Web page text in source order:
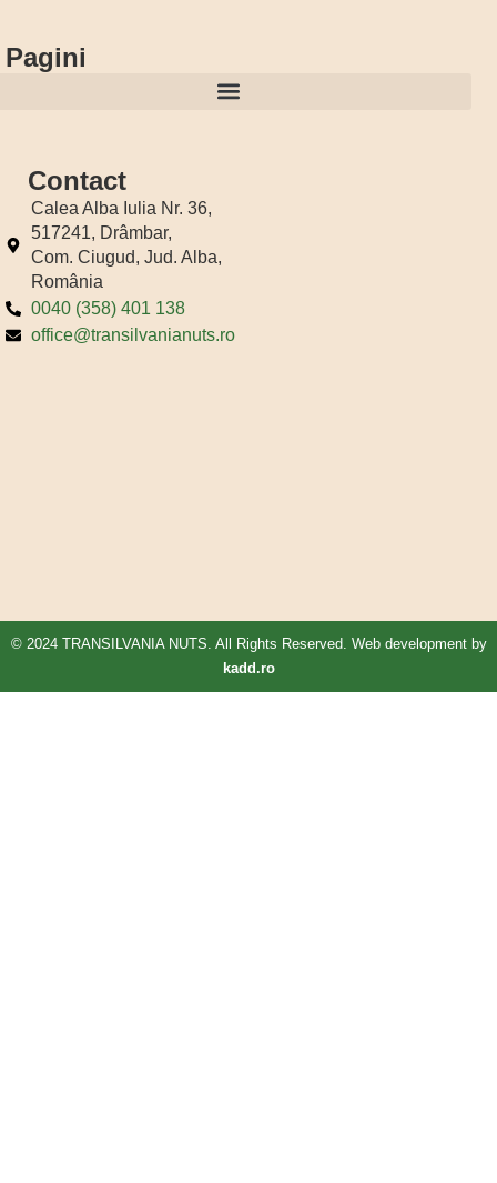
Pagini
Contact
Calea Alba Iulia Nr. 36,
517241, Drâmbar,
Com. Ciugud, Jud. Alba,
România
0040 (358) 401 138
office@transilvanianuts.ro
© 2024 TRANSILVANIA NUTS. All Rights Reserved. Web development by
kadd.ro